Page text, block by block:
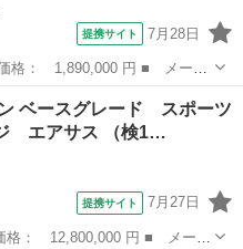
提携サイト 7月28日
名： ジープ・ラングラーア
ワイドフェンダー リフト
ベースグレード スポーツ
エアサス （検1…
提携サイト 7月27日